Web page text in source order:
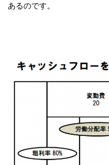
あるのです。